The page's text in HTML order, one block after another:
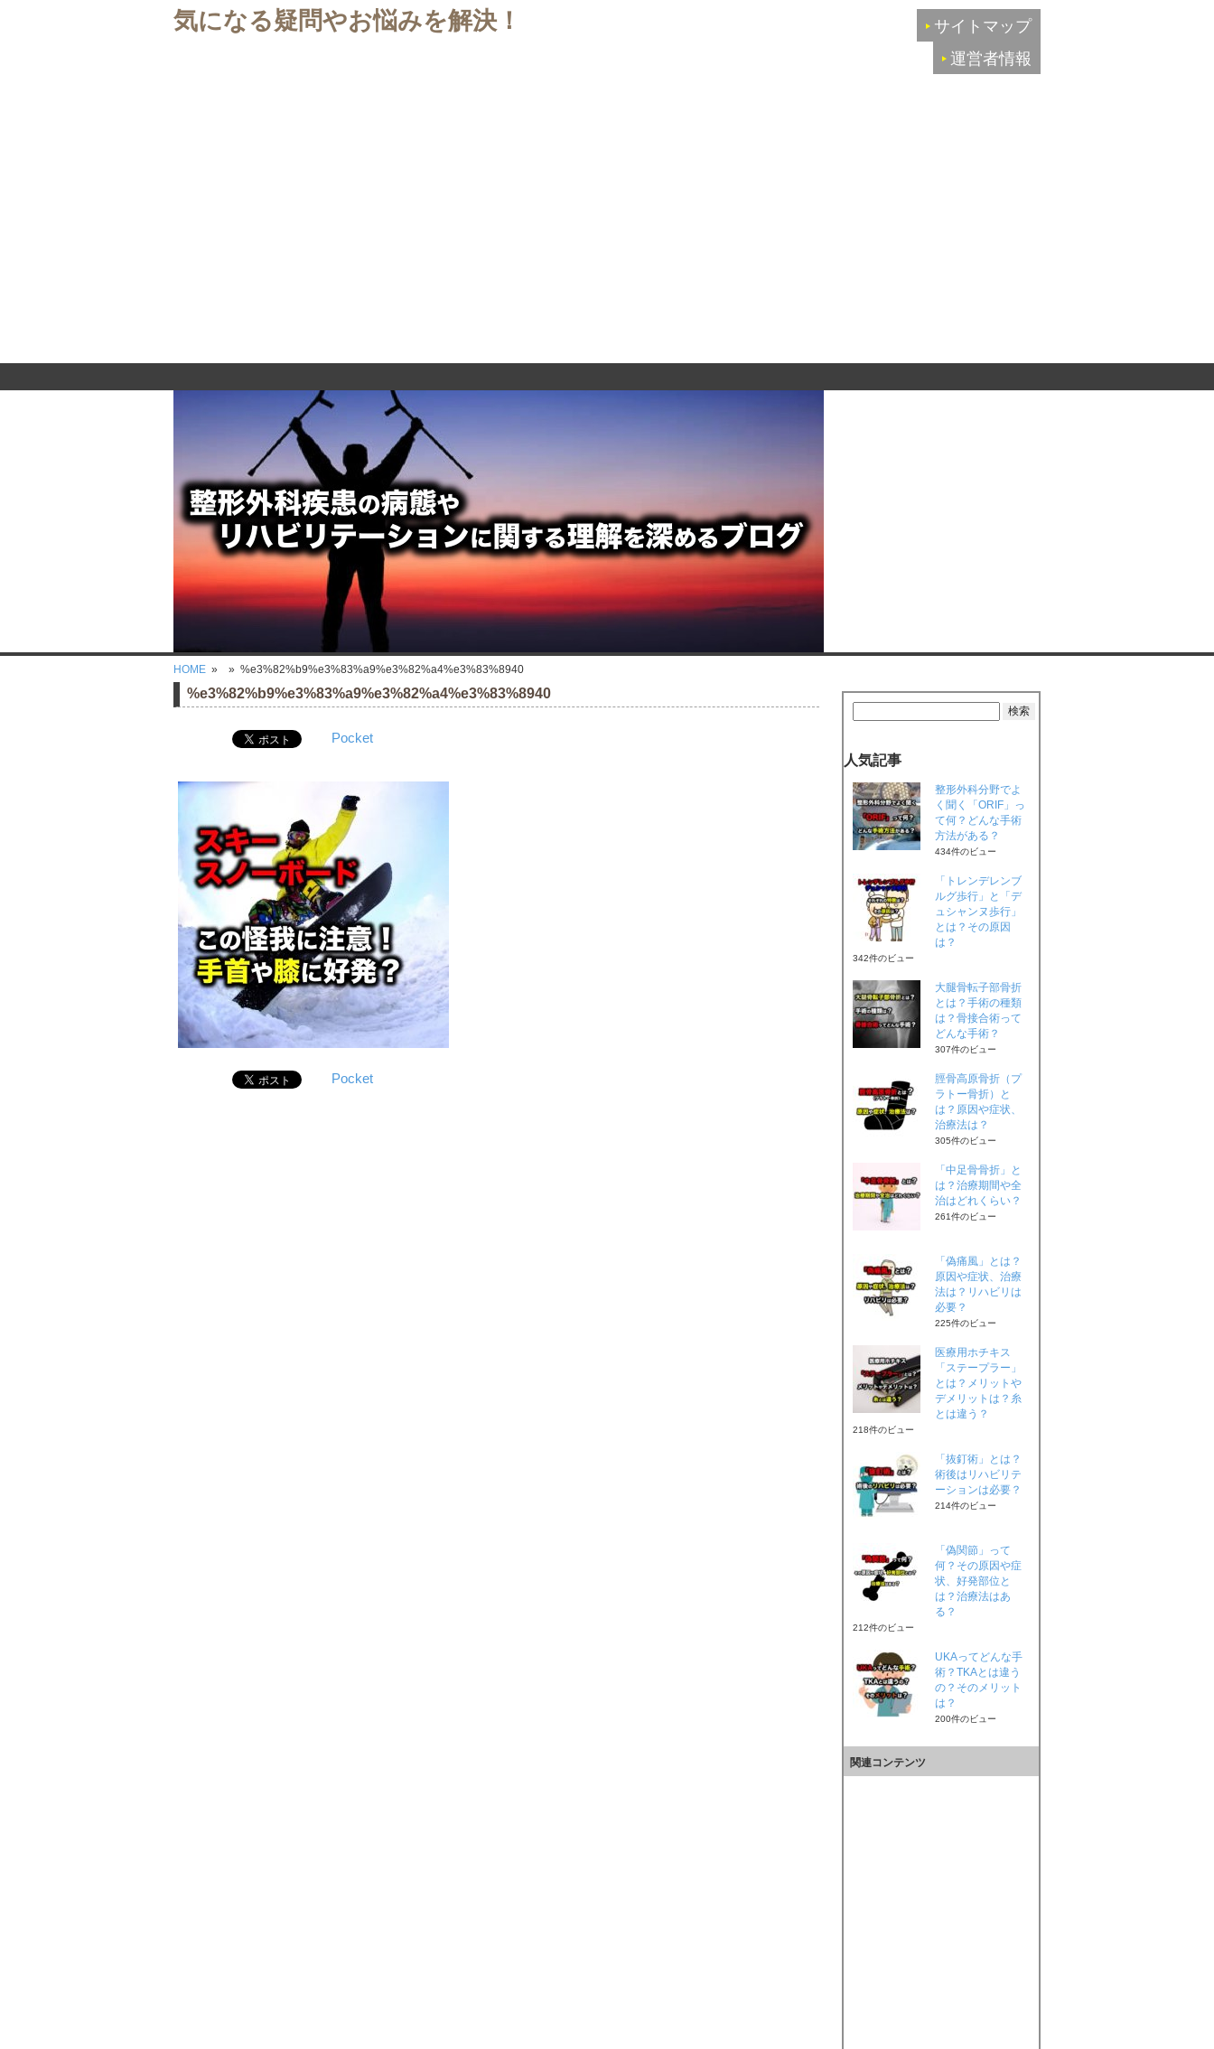
気になる疑問やお悩みを解決！
サイトマップ
運営者情報
HOME » » %e3%82%b9%e3%83%a9%e3%82%a4%e3%83%8940
%e3%82%b9%e3%83%a9%e3%82%a4%e3%83%8940
Pocket
Pocket
人気記事
整形外科分野でよ
く聞く「ORIF」っ
て何？どんな手術
方法がある？
434件のビュー
「トレンデレンブ
ルグ歩行」と「デ
ュシャンヌ歩行」
とは？その原因
は？
342件のビュー
大腿骨転子部骨折
とは？手術の種類
は？骨接合術って
どんな手術？
307件のビュー
脛骨高原骨折（プ
ラトー骨折）と
は？原因や症状、
治療法は？
305件のビュー
「中足骨骨折」と
は？治療期間や全
治はどれくらい？
261件のビュー
「偽痛風」とは？
原因や症状、治療
法は？リハビリは
必要？
225件のビュー
医療用ホチキス
「ステープラー」
とは？メリットや
デメリットは？糸
とは違う？
218件のビュー
「抜釘術」とは？
術後はリハビリテ
ーションは必要？
214件のビュー
「偽関節」って
何？その原因や症
状、好発部位と
は？治療法はあ
る？
212件のビュー
UKAってどんな手
術？TKAとは違う
の？そのメリット
は？
200件のビュー
関連コンテンツ